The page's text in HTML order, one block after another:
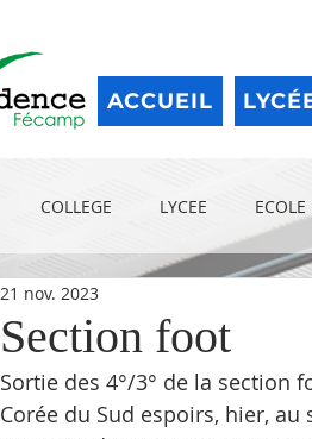
ACCUEIL
COLLEGE LYCEE ECOLE
Section foot
21 nov. 2023
Sortie des 4°/3° de la section
Corée du Sud espoirs, hier,